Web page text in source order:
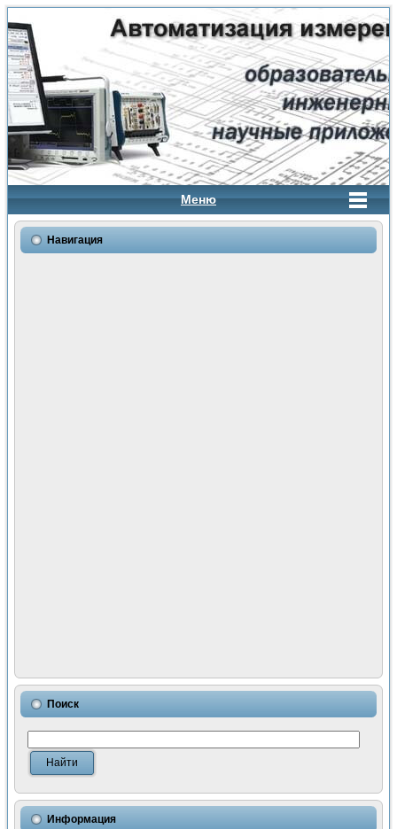
Меню
Навигация
Поиск
Информация